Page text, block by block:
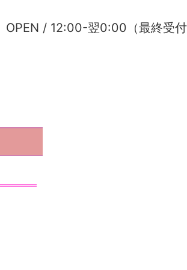
OPEN / 12:00-翌0:00（最終受付